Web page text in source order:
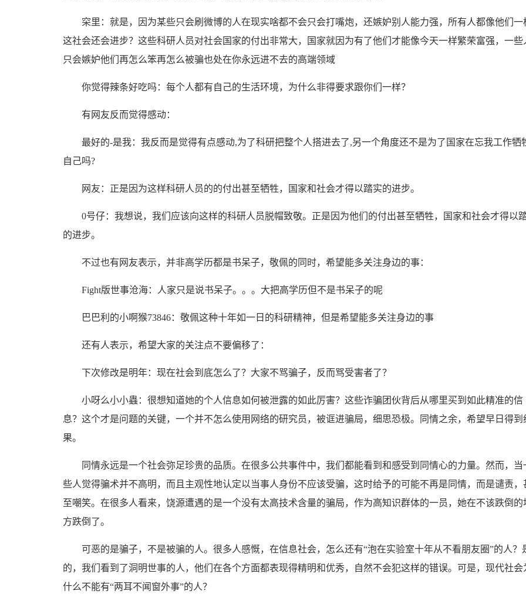
穼里：就是，因为某些只会刷微博的人在现实啥都不会只会打嘴炮，还嫉妒别人能力强，所有人都像他们一
这社会还会进步？这些科研人员对社会国家的付出非常大，国家就因为有了他们才能像今天一样繁荣富强，一些
只会嫉妒他们再怎么笨再怎么被骗也处在你永远进不去的高端领域
你觉得辣条好吃吗：每个人都有自己的生活环境，为什么非得要求跟你们一样？
有网友反而觉得感动：
最好的-是我：我反而是觉得有点感动,为了科研把整个人搭进去了,另一个角度还不是为了国家在忘我工作牺
自己吗?
网友：正是因为这样科研人员的的付出甚至牺牲，国家和社会才得以踏实的进步。
0号仔：我想说，我们应该向这样的科研人员脱帽致敬。正是因为他们的付出甚至牺牲，国家和社会才得以
的进步。
不过也有网友表示，并非高学历都是书呆子，敬佩的同时，希望能多关注身边的事：
Fight版世事沧海：人家只是说书呆子。。。大把高学历但不是书呆子的呢
巴巴利的小啊猴73846：敬佩这种十年如一日的科研精神，但是希望能多关注身边的事
还有人表示，希望大家的关注点不要偏移了：
下次修改是明年：现在社会到底怎么了？大家不骂骗子，反而骂受害者了？
小呀么小小蟲：很想知道她的个人信息如何被泄露的如此厉害？这些诈骗团伙背后从哪里买到如此精准的信
息？这个才是问题的关键，一个并不怎么使用网络的研究员，被诓进骗局，细思恐极。同情之余，希望早日得到
果。
同情永远是一个社会弥足珍贵的品质。在很多公共事件中，我们都能看到和感受到同情心的力量。然而，当
些人觉得骗术并不高明，而且主观性地认定以当事人身份不应该受骗，这时给予的可能不再是同情，而是谴责，
至嘲笑。在很多人看来，饶源遭遇的是一个没有太高技术含量的骗局，作为高知识群体的一员，她在不该跌倒的
方跌倒了。
可恶的是骗子，不是被骗的人。很多人感慨，在信息社会，怎么还有“泡在实验室十年从不看朋友圈”的人？
的，我们看到了洞明世事的人，他们在各个方面都表现得精明和优秀，自然不会犯这样的错误。可是，现代社会
什么不能有“两耳不闻窗外事”的人？